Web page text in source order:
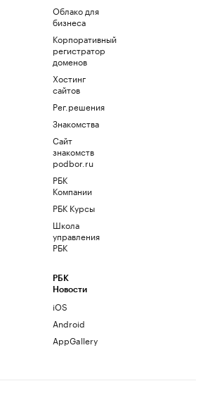
Облако для
бизнеса
Корпоративный
регистратор
доменов
Хостинг
сайтов
Рег.решения
Знакомства
Сайт
знакомств
podbor.ru
РБК
Компании
РБК Курсы
Школа
управления
РБК
РБК
Новости
iOS
Android
AppGallery